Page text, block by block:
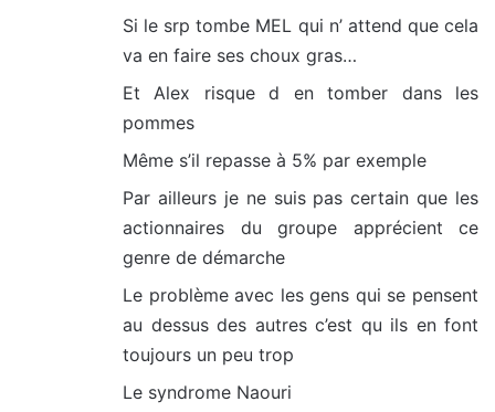
Si le srp tombe MEL qui n’ attend que cela
va en faire ses choux gras…
Et Alex risque d en tomber dans les
pommes
Même s’il repasse à 5% par exemple
Par ailleurs je ne suis pas certain que les
actionnaires du groupe apprécient ce
genre de démarche
Le problème avec les gens qui se pensent
au dessus des autres c’est qu ils en font
toujours un peu trop
Le syndrome Naouri